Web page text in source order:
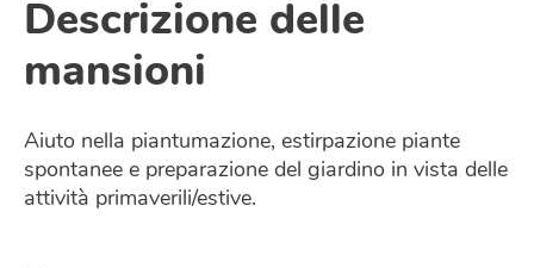
Descrizione delle
mansioni
Aiuto nella piantumazione, estirpazione piante
spontanee e preparazione del giardino in vista delle
attività primaverili/estive.